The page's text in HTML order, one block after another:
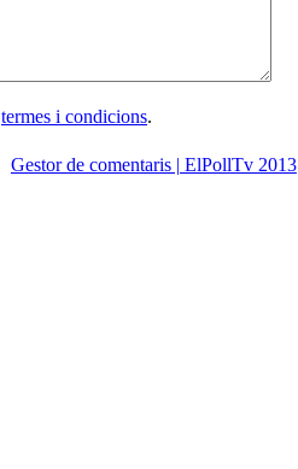
termes i condicions.
Gestor de comentaris | ElPollTv 2013